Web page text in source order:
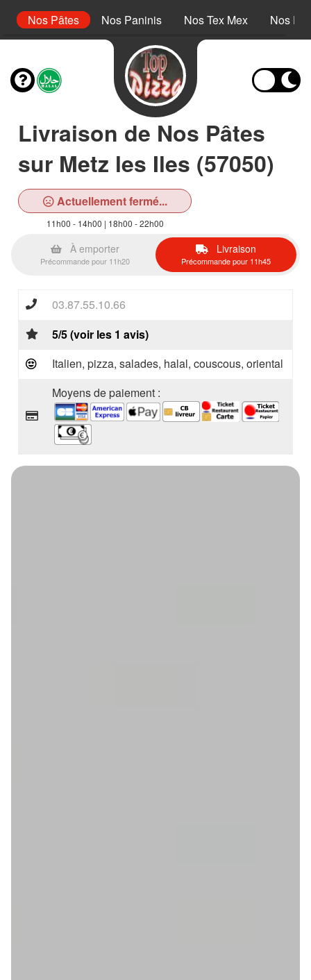
Nos Pâtes Nos Paninis Nos Tex Mex Nos
Livraison de Nos Pâtes
sur Metz les Iles (57050)
Actuellement fermé...
11h00 - 14h00 | 18h00 - 22h00
À emporter
Précommande pour 11h20
Livraison
Précommande pour 11h45
03.87.55.10.66
5/5 (voir les 1 avis)
Italien, pizza, salades, halal, couscous, oriental
Moyens de paiement :